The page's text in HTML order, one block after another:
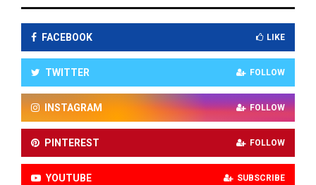
FACEBOOK LIKE
TWITTER FOLLOW
INSTAGRAM FOLLOW
PINTEREST FOLLOW
YOUTUBE SUBSCRIBE